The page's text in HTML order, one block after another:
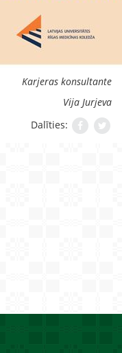
Karjeras konsultante
Vija Jurjeva
Dalīties: